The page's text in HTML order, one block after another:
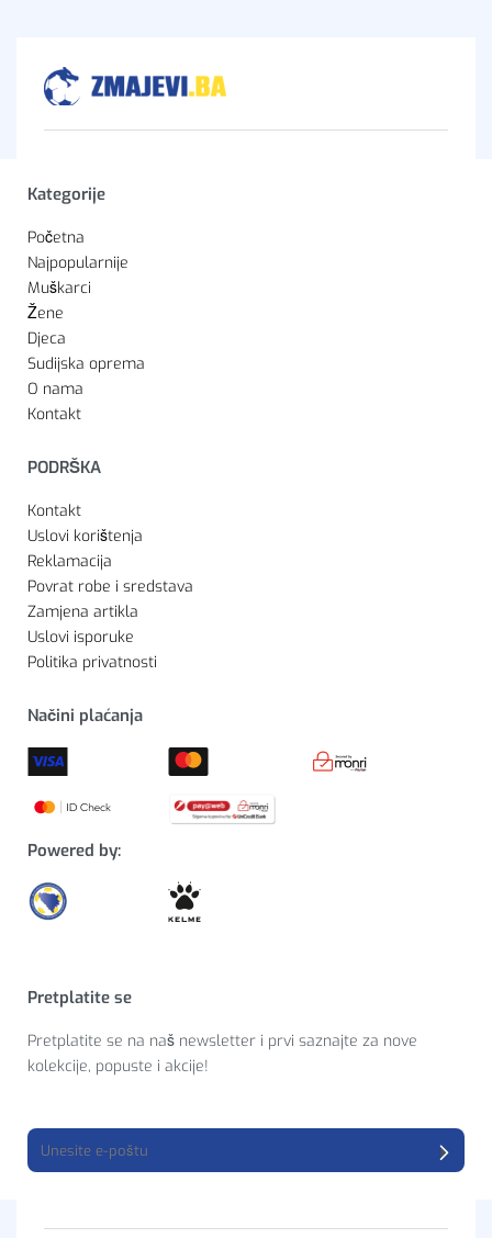
Kategorije
Početna
Najpopularnije
Muškarci
Žene
Djeca
Sudijska oprema
O nama
Kontakt
PODRŠKA
Kontakt
Uslovi korištenja
Reklamacija
Povrat robe i sredstava
Zamjena artikla
Uslovi isporuke
Politika privatnosti
Načini plaćanja
Powered by:
Pretplatite se
Pretplatite se na naš newsletter i prvi saznajte za nove
kolekcije, popuste i akcije!